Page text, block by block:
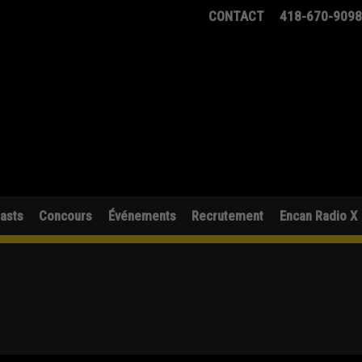
CONTACT 418-670-9098
Concours Événements Recrutement Encan Radio X